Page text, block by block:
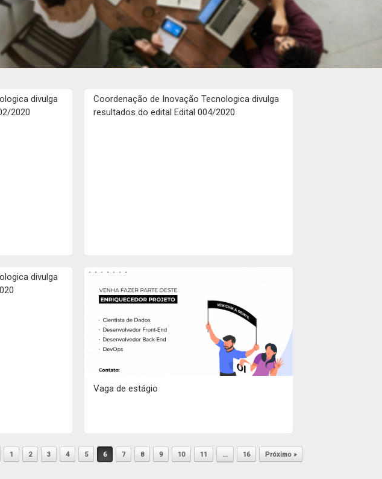
divulga
2020
Coordenação de Inovação Tecnologica divulga
resultados do edital Edital 004/2020
divulga
Vaga de estágio
1 2 3 4 5 6 7 8 9 10 11 … 16 Próximo »